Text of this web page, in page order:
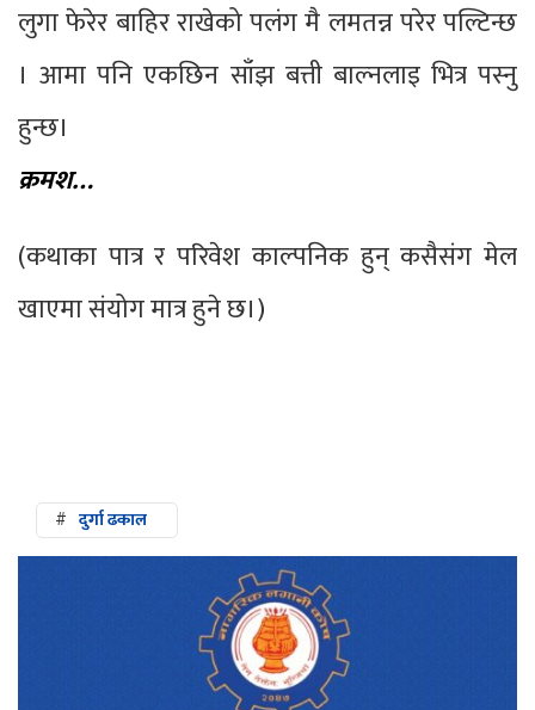
लुगा फेरेर बाहिर राखेको पलंग मै लमतन्न परेर पल्टिन्छ
। आमा पनि एकछिन साँझ बत्ती बाल्नलाइ भित्र पस्नु
हुन्छ।
क्रमश…
(कथाका पात्र र परिवेश काल्पनिक हुन् कसैसंग मेल
खाएमा संयोग मात्र हुने छ।)
# दुर्गा ढकाल